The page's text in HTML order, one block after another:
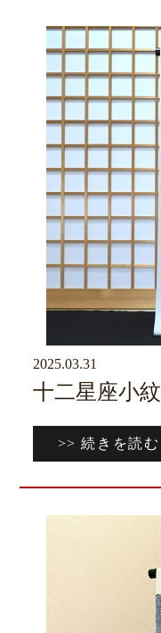
2025.03.31
十二星座小紋
>> 続きを読む